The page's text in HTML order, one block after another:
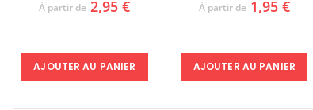
À partir de 2,95 €
AJOUTER AU PANIER
À partir de 1,95 €
AJOUTER AU PANIER